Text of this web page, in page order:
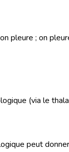
pleure ; on
(via le
peut